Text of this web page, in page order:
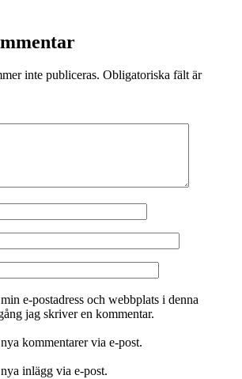
inte publiceras. Obligatoriska fält är
e-postadress och webbplats i denna
jag skriver en kommentar.
kommentarer via e-post.
inlägg via e-post.